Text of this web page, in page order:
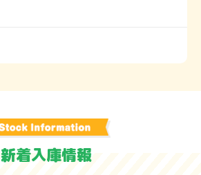
新着入庫情報